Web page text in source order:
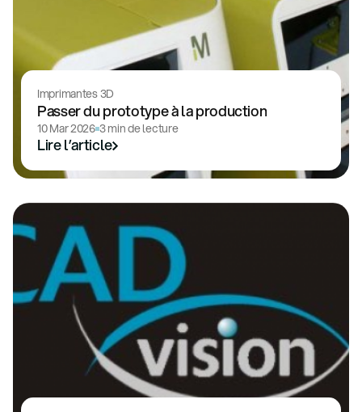
Imprimantes 3D
Passer du prototype à la production
10 Mar 2026 3 min de lecture
Lire l’article